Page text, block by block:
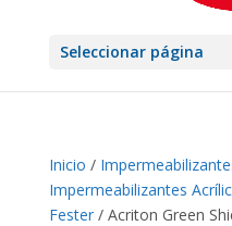
Seleccionar página
Inicio /
Impermeabilizantes
Fester/ Acriton Green